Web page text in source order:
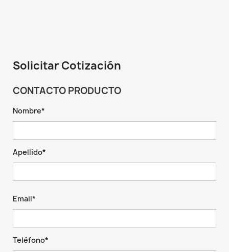
Solicitar Cotización
CONTACTO PRODUCTO
Nombre*
Apellido*
Email*
Teléfono*